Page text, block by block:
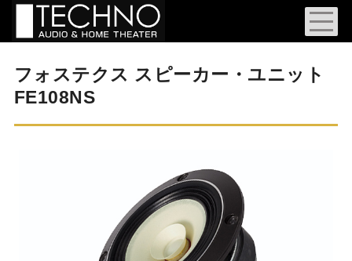
フォステクス スピーカー・ユニット
FE108NS